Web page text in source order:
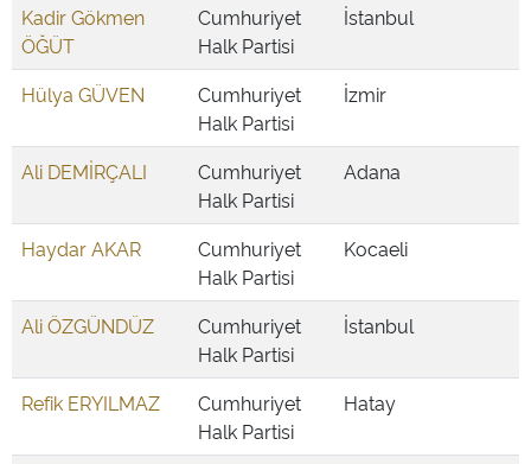
Kadir Gökmen
ÖĞÜT
Cumhuriyet
Halk Partisi
İstanbul
Hülya GÜVEN
Cumhuriyet
Halk Partisi
İzmir
Ali DEMİRÇALI
Cumhuriyet
Halk Partisi
Adana
Haydar AKAR
Cumhuriyet
Halk Partisi
Kocaeli
Ali ÖZGÜNDÜZ
Cumhuriyet
Halk Partisi
İstanbul
Refik ERYILMAZ
Cumhuriyet
Halk Partisi
Hatay